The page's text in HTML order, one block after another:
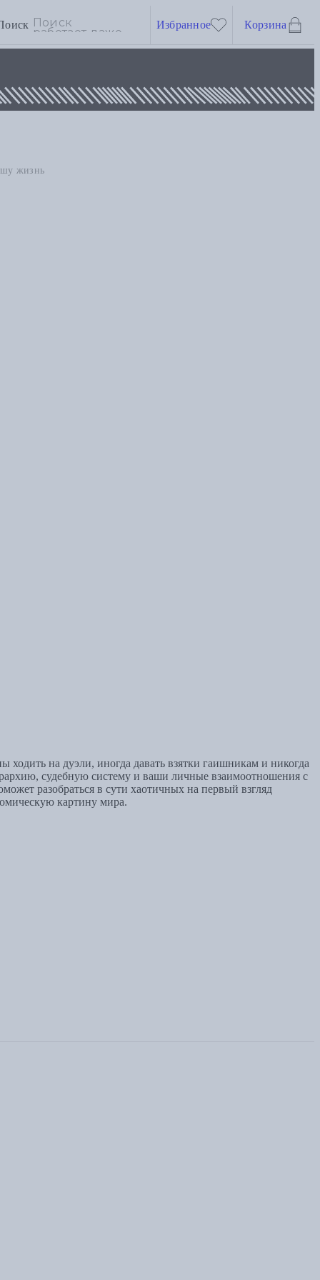
Избранное Корзина
жизнь
на дуэли, иногда давать взятки гаишникам и никогда
судебную систему и ваши личные взаимоотношения с
разобраться в сути хаотичных на первый взгляд
картину мира.